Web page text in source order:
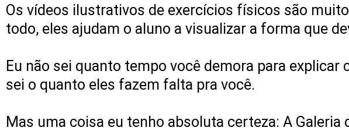
Os vídeos ilustrativos de exercícios físicos são
todo, eles ajudam o aluno a visualizar a forma que
Eu não sei quanto tempo você demora para
sei o quanto eles fazem falta pra você.
Mas uma coisa eu tenho absoluta certeza: A